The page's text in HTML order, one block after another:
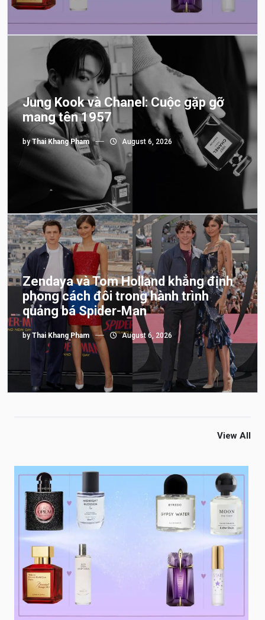
Jung Kook và Chanel: Cuộc gặp gỡ
mang tên 1957
byThai Khang Pham August 6, 2026
Zendaya và Tom Holland khẳng định
phong cách đôi trong hành trình
quảng bá Spider-Man
by Thai Khang Pham August 6, 2026
View All